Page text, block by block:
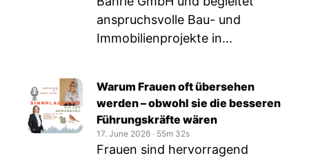
anspruchsvolle Bau- und
Immobilienprojekte in...
Warum Frauen oft übersehen
werden – obwohl sie die besseren
Führungskräfte wären
17. June 2026 ‧ 55m 32s
Frauen sind hervorragend